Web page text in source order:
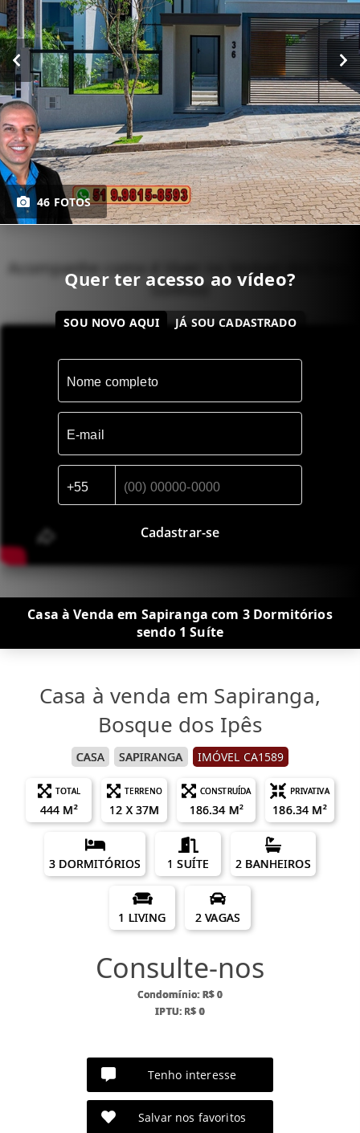
46 FOTOS
Quer ter acesso ao vídeo?
SOU NOVO AQUI JÁ SOU CADASTRADO
Cadastrar-se
Acompanhe como é Viver no Imóvel dos Seus
Sonhos!
Casa à Venda em Sapiranga com 3 Dormitórios
sendo 1 Suíte
Casa à venda em Sapiranga,
Bosque dos Ipês
CASA SAPIRANGA IMÓVEL CA1589
TOTAL
444 M²
TERRENO
12 X 37M
CONSTRUÍDA
186.34 M²
PRIVATIVA
186.34 M²
3 DORMITÓRIOS 1 SUÍTE 2 BANHEIROS
1 LIVING 2 VAGAS
Consulte-nos
Condomínio: R$ 0
IPTU: R$ 0
Tenho interesse
Salvar nos favoritos